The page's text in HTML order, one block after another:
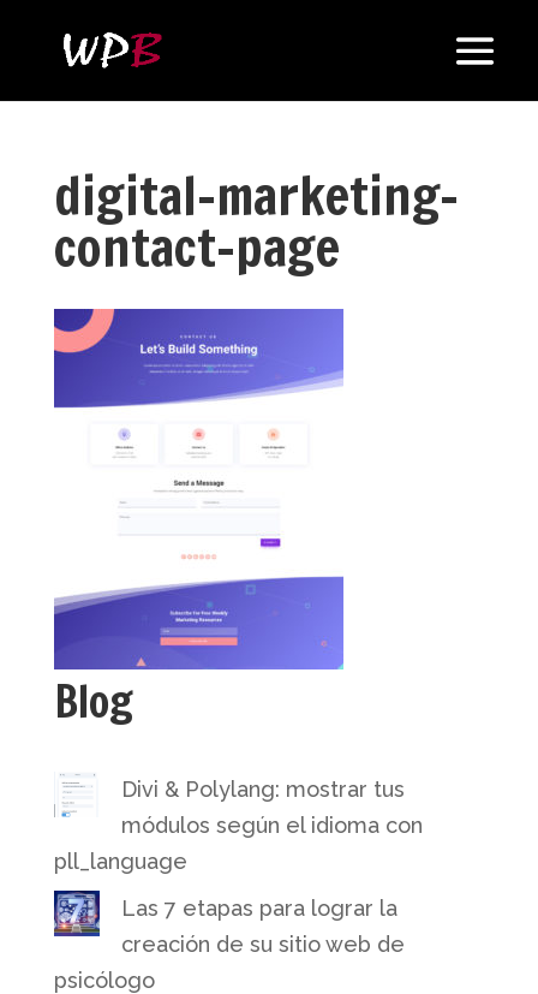
digital-marketing-
contact-page
Blog
Divi & Polylang: mostrar tus
módulos según el idioma con
pll_language
Las 7 etapas para lograr la
creación de su sitio web de
psicólogo